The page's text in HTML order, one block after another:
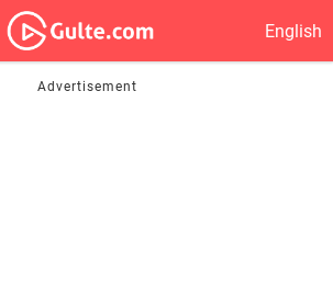
English